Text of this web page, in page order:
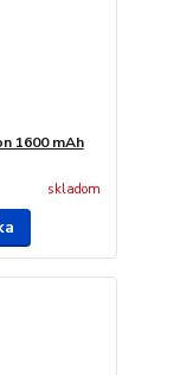
1600 mAh
skladom